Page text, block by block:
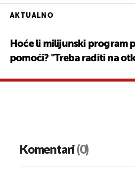
AKTUALNO
Hoće li milijunski program
pomoći? "Treba raditi na
Komentari(0)